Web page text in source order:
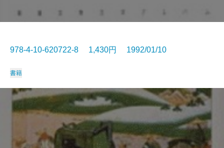
978-4-10-620722-8 1,430円 1992/01/10
書籍